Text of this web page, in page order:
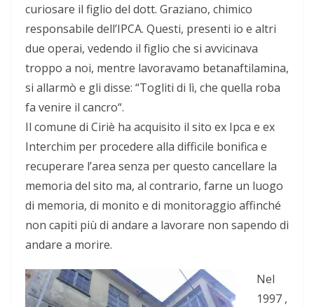
curiosare il figlio del dott. Graziano, chimico
responsabile dell’IPCA. Questi, presenti io e altri
due operai, vedendo il figlio che si avvicinava
troppo a noi, mentre lavoravamo betanaftilamina,
si allarmò e gli disse: “Togliti di lì, che quella roba
fa venire il cancro“.
Il comune di Ciriè ha acquisito il sito ex Ipca e ex
Interchim per procedere alla difficile bonifica e
recuperare l’area senza per questo cancellare la
memoria del sito ma, al contrario, farne un luogo
di memoria, di monito e di monitoraggio affinché
non capiti più di andare a lavorare non sapendo di
andare a morire.
Nel
1997 ,